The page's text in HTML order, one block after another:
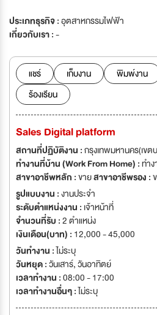
ประเภทธุรกิจ :อุตสาหกรรมไฟฟ้า
เกี่ยวกับเรา :-
แชร์ เก็บงาน
พิมพ์งาน
ร้องเรียน
Sales Digital platform
สถานที่ปฏิบัติงาน :กรุงเทพมหานคร(เขต
ทำงานที่บ้าน (Work From Home) :ทำ
สาขาอาชีพหลัก :ขายสาขาอาชีพรอง :
รูปแบบงาน :งานประจำ
ระดับตำแหน่งงาน : เจ้าหน้าที่
จำนวนที่รับ :2 ตำแหน่ง
เงินเดือน(บาท) : 12,000 - 45,000
วันทำงาน :ไม่ระบุ
วันหยุด :วันเสาร์,วันอาทิตย์
เวลาทำงาน :08:00 - 17:00
เวลาทำงานอื่นๆ :ไม่ระบุ